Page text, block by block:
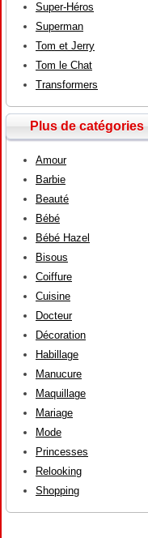
Super-Héros
Superman
Tom et Jerry
Tom le Chat
Transformers
Plus de catégories
Amour
Barbie
Beauté
Bébé
Bébé Hazel
Bisous
Coiffure
Cuisine
Docteur
Décoration
Habillage
Manucure
Maquillage
Mariage
Mode
Princesses
Relooking
Shopping